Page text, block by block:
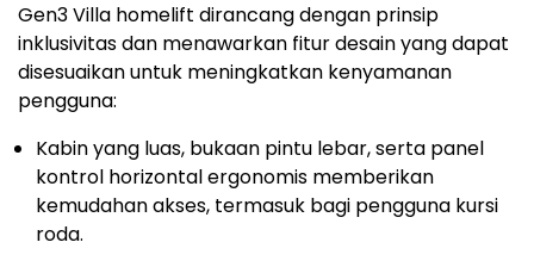
Gen3 Villa homelift dirancang dengan prinsip
inklusivitas dan menawarkan fitur desain yang dapat
disesuaikan untuk meningkatkan kenyamanan
pengguna:
Kabin yang luas, bukaan pintu lebar, serta panel
kontrol horizontal ergonomis memberikan
kemudahan akses, termasuk bagi pengguna kursi
roda.